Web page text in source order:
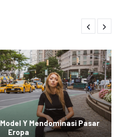
Y Mendominasi Pasar
Eropa